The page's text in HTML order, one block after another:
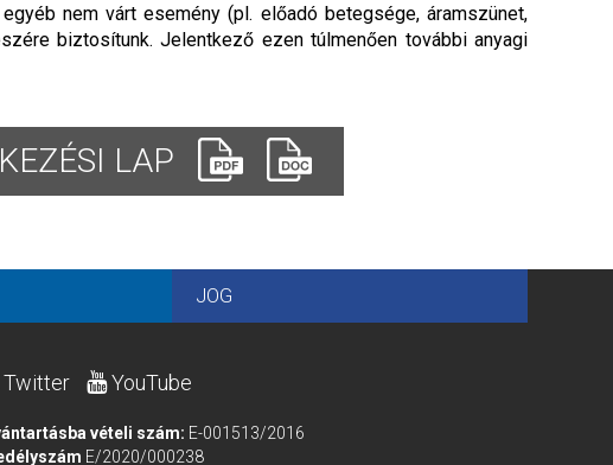
nem várt esemény (pl. előadó betegsége, áramszünet,
biztosítunk. Jelentkező ezen túlmenően további anyagi
LAP
JOG
Twitter YouTube
vételi szám: E-001513/2016
E/2020/000238